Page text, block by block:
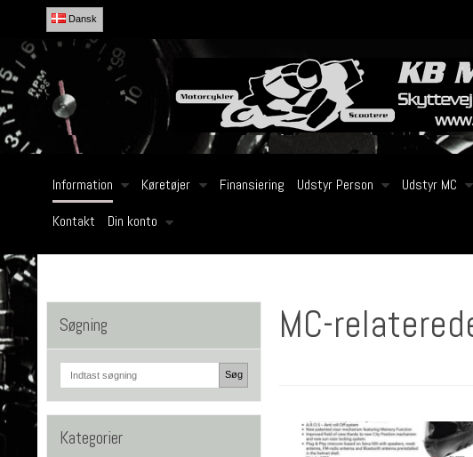
Dansk
Information Køretøjer Finansiering Udstyr Person Udstyr MC
Kontakt
Din konto
Søgning
Søg
Kategorier
MC-